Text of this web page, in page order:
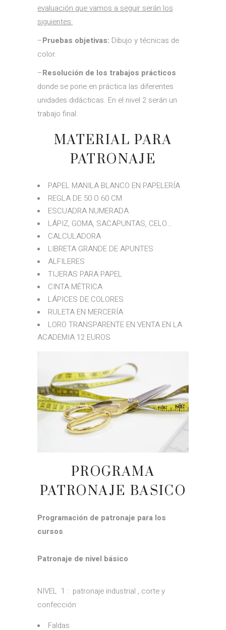
evaluación que vamos a seguir serán los
siguientes:
–Pruebas objetivas: Dibujo y técnicas de
color.
–Resolución de los trabajos prácticos
donde se pone en práctica las diferentes
unidades didácticas. En el nivel 2 serán un
trabajo final.
MATERIAL PARA
PATRONAJE
PAPEL MANILA BLANCO EN PAPELERÍA
REGLA DE 50 O 60 CM
ESCUADRA NUMERADA
LÁPIZ, GOMA, SACAPUNTAS, CELO…
CALCULADORA
LIBRETA GRANDE DE APUNTES
ALFILERES
TIJERAS PARA PAPEL
CINTA MÉTRICA
LÁPICES DE COLORES
RULETA EN MERCERÍA
LORO TRANSPARENTE EN VENTA EN LA
ACADEMIA 12 EUROS
PROGRAMA
PATRONAJE BASICO
Programación de patronaje para los
cursos
Patronaje de nivel básico
NIVEL 1 : patronaje industrial , corte y
confección
Faldas